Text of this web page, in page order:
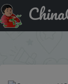
Придбати по
Adapter